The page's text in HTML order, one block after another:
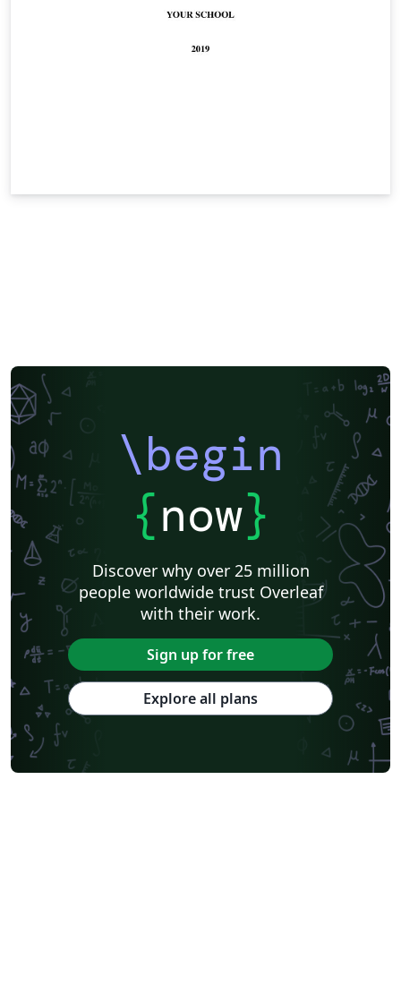
\begin
{now}
Discover why over 25 million
people worldwide trust Overleaf
with their work.
Sign up for free
Explore all plans